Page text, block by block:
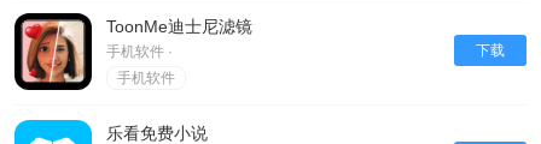
ToonMe迪士尼滤镜
手机软件 ·
手机软件
下载
乐看免费小说